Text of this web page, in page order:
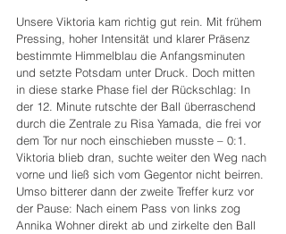
Unsere Viktoria kam richtig gut rein. Mit frühem
Pressing, hoher Intensität und klarer Präsenz
bestimmte Himmelblau die Anfangsminuten
und setzte Potsdam unter Druck. Doch mitten
in diese starke Phase fiel der Rückschlag: In
der 12. Minute rutschte der Ball überraschend
durch die Zentrale zu Risa Yamada, die frei vor
dem Tor nur noch einschieben musste – 0:1.
Viktoria blieb dran, suchte weiter den Weg nach
vorne und ließ sich vom Gegentor nicht beirren.
Umso bitterer dann der zweite Treffer kurz vor
der Pause: Nach einem Pass von links zog
Annika Wohner direkt ab und zirkelte den Ball